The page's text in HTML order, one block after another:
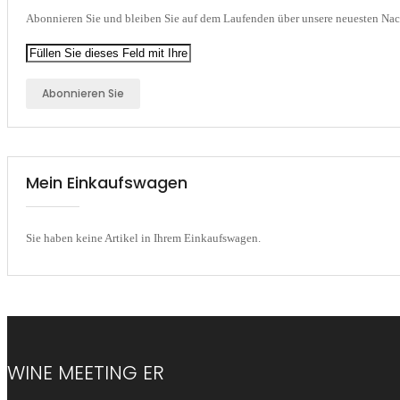
Abonnieren Sie und bleiben Sie auf dem Laufenden über unsere neuesten
Abonnieren Sie
Mein Einkaufswagen
Sie haben keine Artikel in Ihrem Einkaufswagen.
WINE MEETING ER